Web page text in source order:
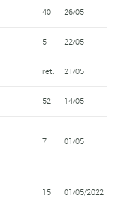
40 26/05
5 22/05
ret. 21/05
52 14/05
7 01/05
15 01/05/2022